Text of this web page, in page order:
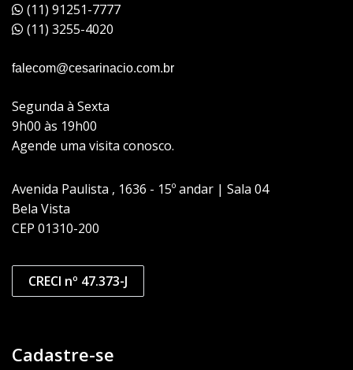
(11) 91251-7777
(11) 3255-4020
falecom@cesarinacio.com.br
Segunda à Sexta
9h00 às 19h00
Agende uma visita conosco.
Avenida Paulista , 1636 - 15º andar | Sala 04
Bela Vista
CEP 01310-200
CRECI nº 47.373-J
Cadastre-se